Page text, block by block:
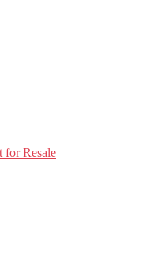
for Resale